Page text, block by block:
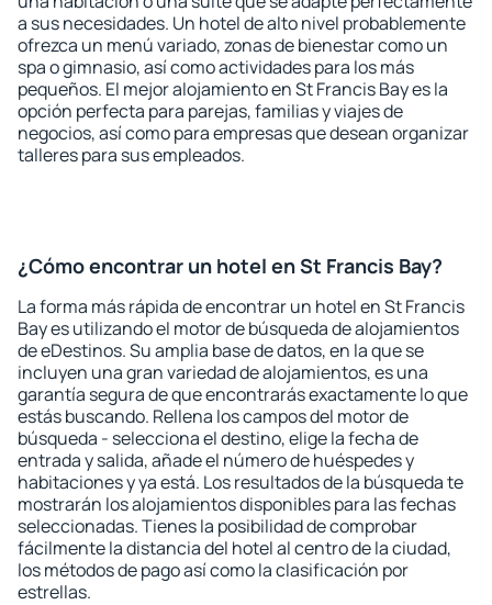
a sus necesidades. Un hotel de alto nivel probablemente
ofrezca un menú variado, zonas de bienestar como un
spa o gimnasio, así como actividades para los más
pequeños. El mejor alojamiento en St Francis Bay es la
opción perfecta para parejas, familias y viajes de
negocios, así como para empresas que desean organizar
talleres para sus empleados.
¿Cómo encontrar un hotel en St Francis Bay?
La forma más rápida de encontrar un hotel en St Francis
Bay es utilizando el motor de búsqueda de alojamientos
de eDestinos. Su amplia base de datos, en la que se
incluyen una gran variedad de alojamientos, es una
garantía segura de que encontrarás exactamente lo que
estás buscando. Rellena los campos del motor de
búsqueda - selecciona el destino, elige la fecha de
entrada y salida, añade el número de huéspedes y
habitaciones y ya está. Los resultados de la búsqueda te
mostrarán los alojamientos disponibles para las fechas
seleccionadas. Tienes la posibilidad de comprobar
fácilmente la distancia del hotel al centro de la ciudad,
los métodos de pago así como la clasificación por
estrellas.